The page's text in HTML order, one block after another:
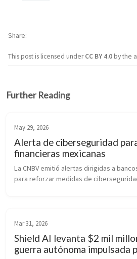
This post is licensed underCC BY 4.0by the
Share
Further Reading
May 29, 2026
Alerta de ciberseguridad
financieras mexicanas
La CNBV emitió alertas dirigidas a
para reforzar medidas de
Mar 31, 2026
Shield AI levanta $2 mil
guerra autónoma impulsada